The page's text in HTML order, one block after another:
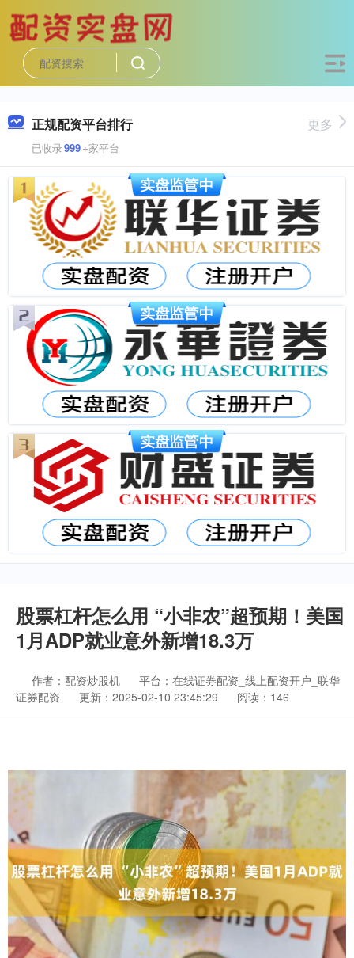
正规配资平台排行
已收录999+家平台
更多
股票杠杆怎么用 “小非农”超预期！美国
1月ADP就业意外新增18.3万
作者：配资炒股机
平台：在线证券配资_线上配资开户_联华
证券配资
更新：2025-02-10 23:45:29 阅读：146